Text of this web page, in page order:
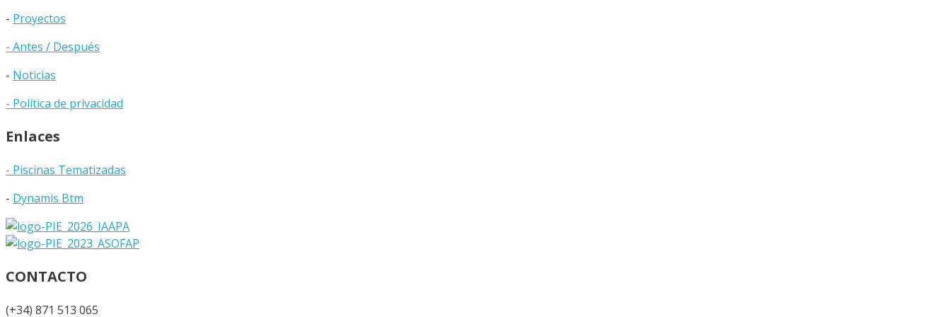
- Proyectos
- Antes / Después
- Noticias
- Política de privacidad
Enlaces
- Piscinas Tematizadas
- Dynamis Btm
CONTACTO
(+34) 871 513 065